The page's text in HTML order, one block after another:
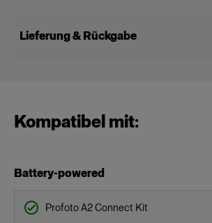
Lieferung & Rückgabe
Kompatibel mit:
Battery-powered
Profoto A2 Connect Kit